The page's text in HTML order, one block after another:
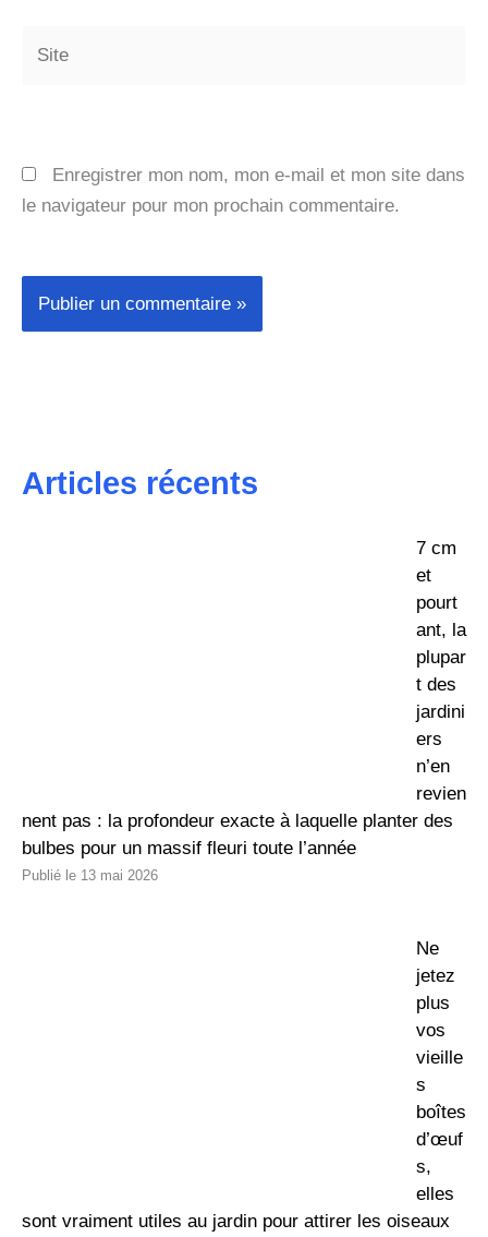
Enregistrer mon nom, mon e-mail et mon site dans
le navigateur pour mon prochain commentaire.
Articles récents
7 cm
et
pourt
ant, la
plupar
t des
jardini
ers
n’en
revien
nent pas : la profondeur exacte à laquelle planter des
bulbes pour un massif fleuri toute l’année
13 mai 2026
Ne
jetez
plus
vos
vieille
s
boîtes
d’œuf
s,
elles
sont vraiment utiles au jardin pour attirer les oiseaux